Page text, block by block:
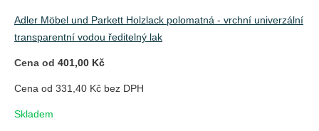
Adler Möbel und Parkett Holzlack polomatná - vrchní univerzální
transparentní vodou ředitelný lak
Cena od 401,00 Kč
Cena od 331,40 Kč bez DPH
Skladem